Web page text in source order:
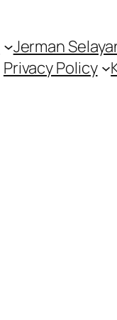
Jerman
Privacy Policy